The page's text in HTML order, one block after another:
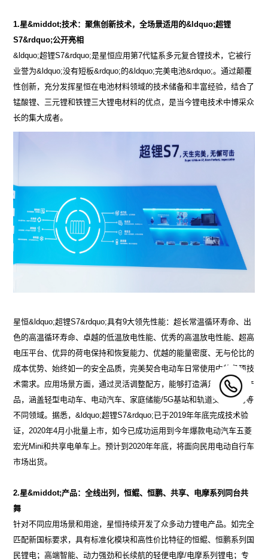
1.星&middot;技术：聚焦创新技术，全场景适用的&ldquo;超锂
S7&rdquo;公开亮相
&ldquo;超锂S7&rdquo;是星恒应用第7代锰系多元复合锂技术，它被行
业誉为&ldquo;没有短板&rdquo;的&ldquo;完美电池&rdquo;。通过颠覆
性创新，充分发挥星恒在电池材料领域的技术储备和丰富经验，结合了
锰酸锂、三元锂和铁锂三大锂电材料的优点，是当今锂电技术中博采众
长的集大成者。
星恒&ldquo;超锂S7&rdquo;具有9大领先性能：超长常温循环寿命、出
色的高温循环寿命、卓越的低温放电性能、优秀的高温放电性能、超高
电压平台、优异的荷电保持和恢复能力、优越的能量密度、无与伦比的
成本优势、始终如一的安全品质，完美契合电动车日常使用中的各项技
术需求。应用场景方面，通过灵活调整配方，能够打造满足多用途的产
品，涵盖轻型电动车、电动汽车、家庭储能/5G基站和轨道交通/船用等
不同领域。据悉，&ldquo;超锂S7&rdquo;已于2019年年底完成技术验
证，2020年4月小批量上市，如今已成功运用到今年爆款电动汽车五菱
宏光Mini和共享电单车上。预计到2020年年底，将面向民用电动自行车
市场出货。
2.星&middot;产品：全线出列，恒鲲、恒鹏、共享、电摩系列同台共
舞
针对不同应用场景和用途，星恒持续开发了众多动力锂电产品。如完全
匹配新国标要求，具有标准化模块和高性价比特征的恒鲲、恒鹏系列国
民锂电；高端智能、动力强劲和长续航的轻便电摩/电摩系列锂电；专